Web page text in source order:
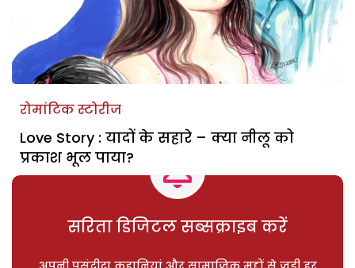
रोमांटिक स्टोरीज
Love Story : यादों के सहारे – क्या नीलू को
प्रकाश भूल पाया?
सरिता डिजिटल सब्सक्राइब करें